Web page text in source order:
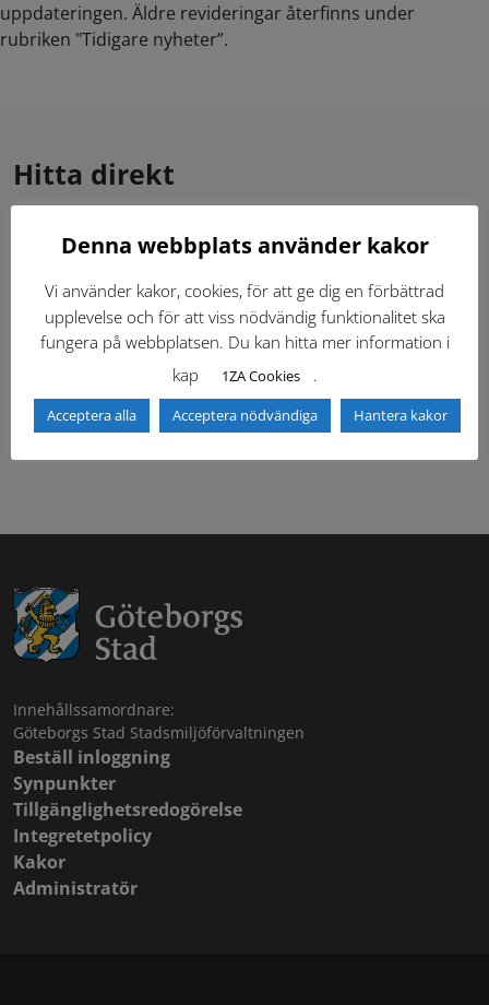
uppdateringen. Äldre revideringar återfinns under
rubriken "Tidigare nyheter”.
Hitta direkt
Gällande standardritningar (Dwg och pdf)
Dokumentbibliotek Kontaktlista
Tidigare versioner
Säkerhetsordningen
Innehållssamordnare:
Göteborgs Stad Stadsmiljöförvaltningen
Beställ inloggning
Synpunkter
Tillgänglighetsredogörelse
Integretetpolicy
Kakor
Administratör
Denna webbplats använder kakor
Vi använder kakor, cookies, för att ge dig en förbättrad
upplevelse och för att viss nödvändig funktionalitet ska
fungera på webbplatsen. Du kan hitta mer information i
kap
1ZA Cookies .
Acceptera alla Acceptera nödvändiga Hantera kakor